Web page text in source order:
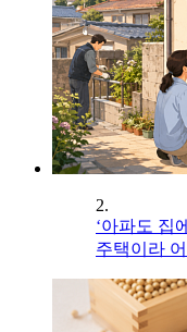
2.
‘아파도 집
주택이라